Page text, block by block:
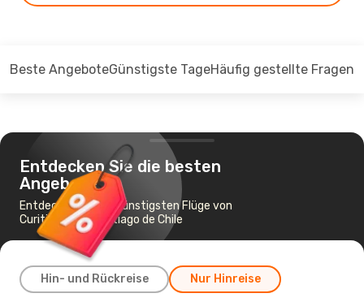
Beste AngeboteGünstigste TageHäufig gestellte Fragen
Entdecken Sie die besten
Angebote
Entdecken Sie die günstigsten Flüge von
Curitiba nach Santiago de Chile
Hin- und Rückreise Nur Hinreise